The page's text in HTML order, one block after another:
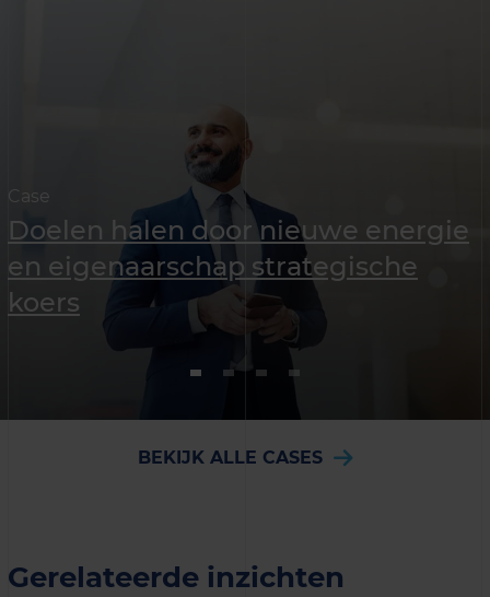
Case
Doelen halen door nieuwe energie
en eigenaarschap strategische
koers
BEKIJK ALLE CASES
Gerelateerde inzichten